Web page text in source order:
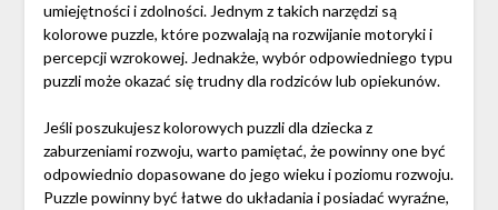
umiejętności i zdolności. Jednym z takich narzędzi są
kolorowe puzzle, które pozwalają na rozwijanie motoryki i
percepcji wzrokowej. Jednakże, wybór odpowiedniego typu
puzzli może okazać się trudny dla rodziców lub opiekunów.
Jeśli poszukujesz kolorowych puzzli dla dziecka z
zaburzeniami rozwoju, warto pamiętać, że powinny one być
odpowiednio dopasowane do jego wieku i poziomu rozwoju.
Puzzle powinny być łatwe do układania i posiadać wyraźne,